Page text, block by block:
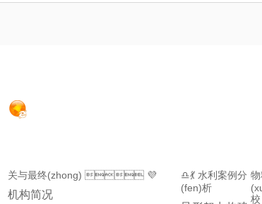
关与最终(zhong)  💜
机构简况
♎💃 水利案例分
(fen)析  
校